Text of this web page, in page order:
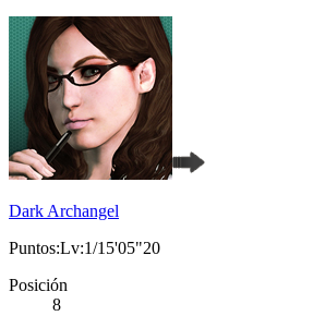
Dark Archangel
Puntos:Lv:1/15'05"20
Posición
8